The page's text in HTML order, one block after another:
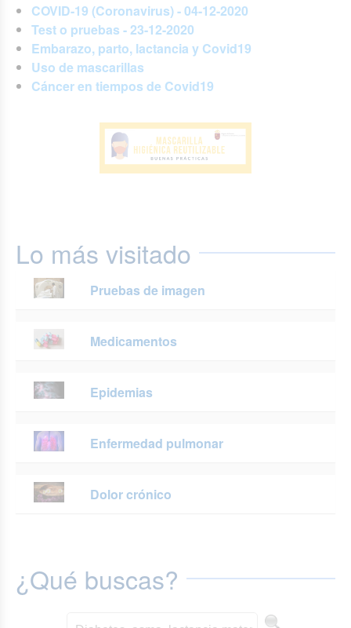
COVID-19 (Coronavirus) - 04-12-2020
Test o pruebas - 23-12-2020
Embarazo, parto, lactancia y Covid19
Uso de mascarillas
Cáncer en tiempos de Covid19
Lo más visitado
Pruebas de imagen
Medicamentos
Epidemias
Enfermedad pulmonar
Dolor crónico
¿Qué buscas?